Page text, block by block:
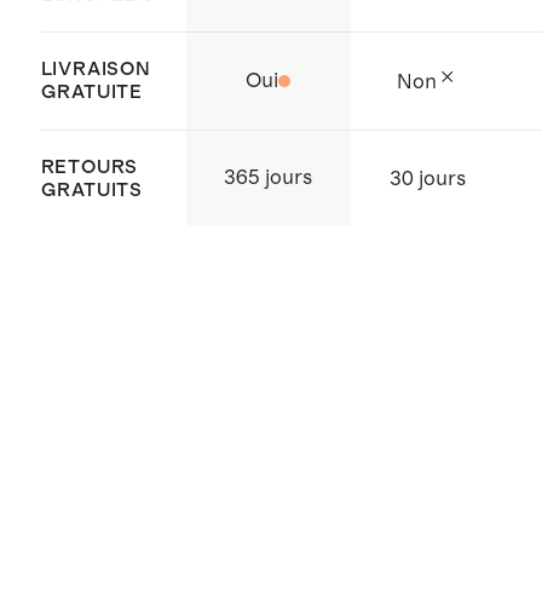
LIVRAISON
GRATUITE
Oui Non
RETOURS
GRATUITS
365 jours 30 jours